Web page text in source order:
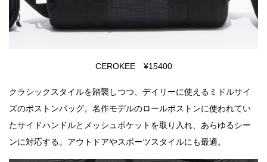
CEROKEE ¥15400
クラシックスタイルを踏襲しつつ、デイリーに使えるミドルサイ
ズのボストンバッグ。名作モデルのロールボストンに使われてい
たサイドハンドルとメッシュポケットを取り入れ、あらゆるシー
ンに対応する。アウトドアやスポーツスタイルにも最適。